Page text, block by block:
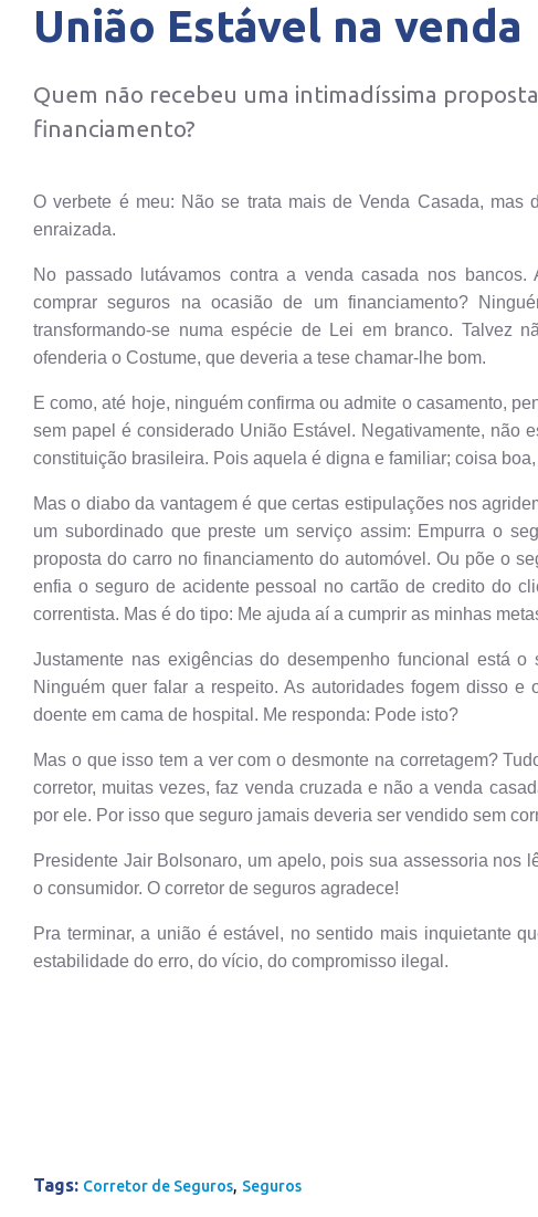
União Estável na venda
Quem não recebeu uma intimadíssima
financiamento?
O verbete é meu: Não se trata mais de Venda Casada, mas
enraizada.
No passado lutávamos contra a venda casada nos
comprar seguros na ocasião de um financiamento?
transformando-se numa espécie de Lei em branco. Talvez
ofenderia o Costume, que deveria a tese chamar-lhe bom.
E como, até hoje, ninguém confirma ou admite o casamento,
sem papel é considerado União Estável. Negativamente, não
constituição brasileira. Pois aquela é digna e familiar; coisa
Mas o diabo da vantagem é que certas estipulações nos
um subordinado que preste um serviço assim: Empurra o
proposta do carro no financiamento do automóvel. Ou põe o
enfia o seguro de acidente pessoal no cartão de credito do
correntista. Mas é do tipo: Me ajuda aí a cumprir as minhas
Justamente nas exigências do desempenho funcional está
Ninguém quer falar a respeito. As autoridades fogem disso
doente em cama de hospital. Me responda: Pode isto?
Mas o que isso tem a ver com o desmonte na corretagem?
corretor, muitas vezes, faz venda cruzada e não a venda
por ele. Por isso que seguro jamais deveria ser vendido sem
Presidente Jair Bolsonaro, um apelo, pois sua assessoria nos
o consumidor. O corretor de seguros agradece!
Pra terminar, a união é estável, no sentido mais inquietante
estabilidade do erro, do vício, do compromisso ilegal.
Tags: Corretor de Seguros, Seguros